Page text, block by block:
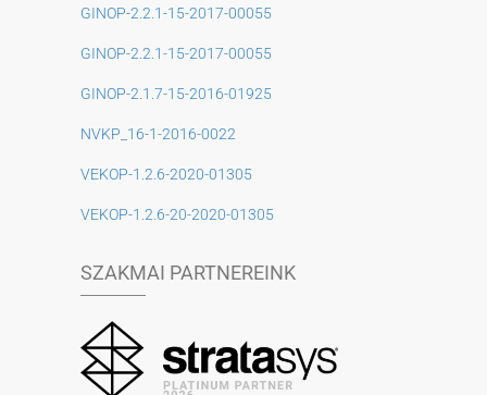
GINOP-2.2.1-15-2017-00055
GINOP-2.2.1-15-2017-00055
GINOP-2.1.7-15-2016-01925
NVKP_16-1-2016-0022
VEKOP-1.2.6-2020-01305
VEKOP-1.2.6-20-2020-01305
SZAKMAI PARTNEREINK